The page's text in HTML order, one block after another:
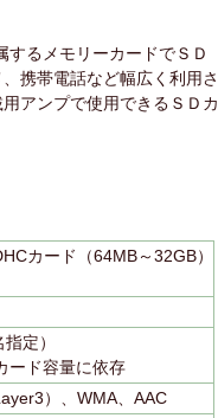
するメモリーカードでＳＤ
携帯電話など幅広く利用さ
アンプで使用できるＳＤカ
カード（64MB～32GB）
定）
ード容量に依存
）、WMA、AAC